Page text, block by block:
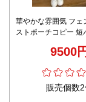
華やかな雰囲気 フェ
ストポーチコピー 短
9500
販売個数